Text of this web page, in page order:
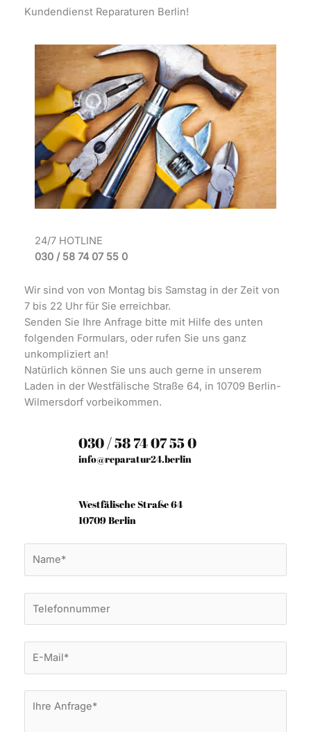
Kundendienst Reparaturen Berlin!
24/7 HOTLINE
030 / 58 74 07 55 0
Wir sind von von Montag bis Samstag in der Zeit von
7 bis 22 Uhr für Sie erreichbar.
Senden Sie Ihre Anfrage bitte mit Hilfe des unten
folgenden Formulars, oder rufen Sie uns ganz
unkompliziert an!
Natürlich können Sie uns auch gerne in unserem
Laden in der Westfälische Straße 64, in 10709 Berlin-
Wilmersdorf vorbeikommen.
030 / 58 74 07 55 0
info@reparatur24.berlin
Westfälische Straße 64
10709 Berlin